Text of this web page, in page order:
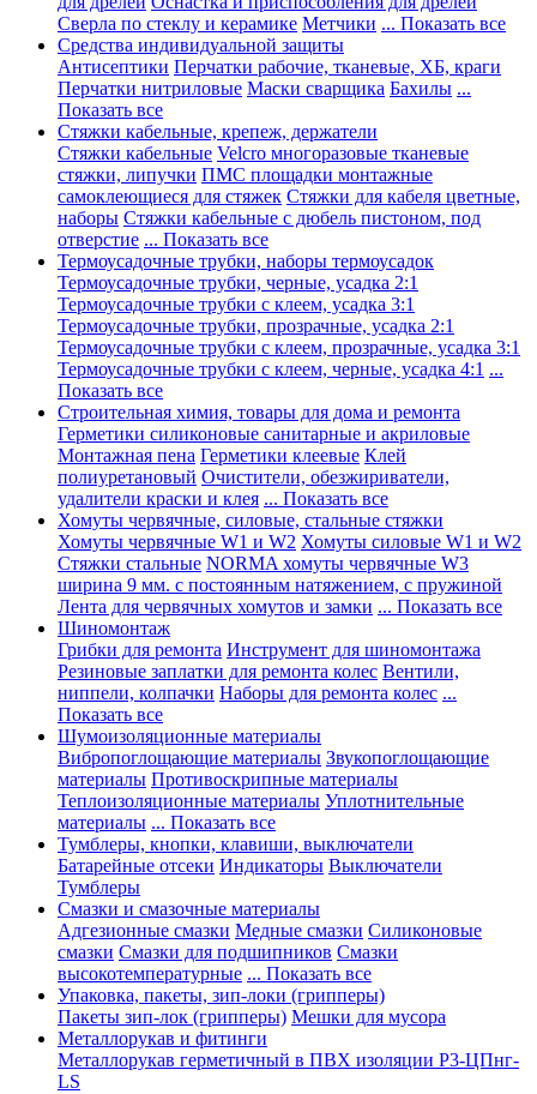
Сверла по стеклу и керамике Метчики ... Показать все
Средства индивидуальной защиты
Антисептики Перчатки рабочие, тканевые, ХБ, краги
Перчатки нитриловые Маски сварщика Бахилы ...
Показать все
Стяжки кабельные, крепеж, держатели
Стяжки кабельные Velcro многоразовые тканевые
стяжки, липучки ПМС площадки монтажные
самоклеющиеся для стяжек Стяжки для кабеля цветные,
наборы Стяжки кабельные с дюбель пистоном, под
отверстие ... Показать все
Термоусадочные трубки, наборы термоусадок
Термоусадочные трубки, черные, усадка 2:1
Термоусадочные трубки с клеем, усадка 3:1
Термоусадочные трубки, прозрачные, усадка 2:1
Термоусадочные трубки с клеем, прозрачные, усадка 3:1
Термоусадочные трубки с клеем, черные, усадка 4:1 ...
Показать все
Строительная химия, товары для дома и ремонта
Герметики силиконовые санитарные и акриловые
Монтажная пена Герметики клеевые Клей
полиуретановый Очистители, обезжириватели,
удалители краски и клея ... Показать все
Хомуты червячные, силовые, стальные стяжки
Хомуты червячные W1 и W2 Хомуты силовые W1 и W2
Стяжки стальные NORMA хомуты червячные W3
ширина 9 мм. с постоянным натяжением, с пружиной
Лента для червячных хомутов и замки ... Показать все
Шиномонтаж
Грибки для ремонта Инструмент для шиномонтажа
Резиновые заплатки для ремонта колес Вентили,
ниппели, колпачки Наборы для ремонта колес ...
Показать все
Шумоизоляционные материалы
Вибропоглощающие материалы Звукопоглощающие
материалы Противоскрипные материалы
Теплоизоляционные материалы Уплотнительные
материалы ... Показать все
Тумблеры, кнопки, клавиши, выключатели
Батарейные отсеки Индикаторы Выключатели
Тумблеры
Смазки и смазочные материалы
Адгезионные смазки Медные смазки Силиконовые
смазки Смазки для подшипников Смазки
высокотемпературные ... Показать все
Упаковка, пакеты, зип-локи (грипперы)
Пакеты зип-лок (грипперы) Мешки для мусора
Металлорукав и фитинги
Металлорукав герметичный в ПВХ изоляции Р3-ЦПнг-
LS